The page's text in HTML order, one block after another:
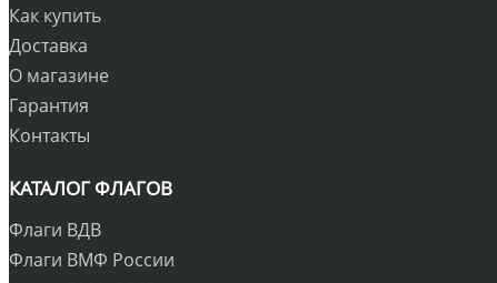
Как купить
Доставка
О магазине
Гарантия
Контакты
КАТАЛОГ ФЛАГОВ
Флаги ВДВ
Флаги ВМФ России